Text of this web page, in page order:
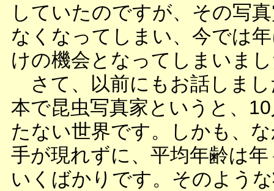
していたのですが、その写
なくなってしまい、今では
けの機会となってしまいま
さて、以前にもお話しまし
本で昆虫写真家というと、
たない世界です。しかも、
手が現れずに、平均年齢は
いくばかりです。そのよう